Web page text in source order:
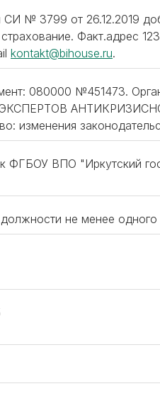
№ 3799 от 26.12.2019
Факт.адрес
kontakt@bihouse.ru.
080000 №451473.
изменения
ФГБОУ ВПО "Иркутский
не менее одного